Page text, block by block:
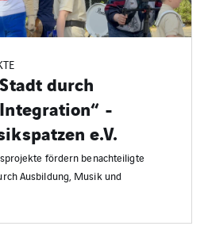
durch
-
e.V.
fördern benachteiligte
Ausbildung, Musik und